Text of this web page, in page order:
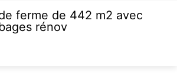
ferme de 442 m2 avec
rénov